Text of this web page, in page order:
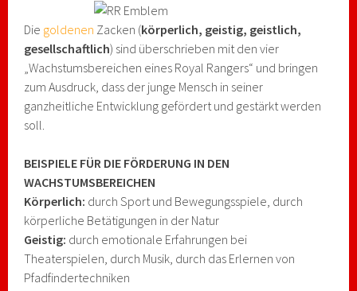
Die goldenen Zacken (körperlich, geistig, geistlich,
gesellschaftlich) sind überschrieben mit den vier
„Wachstumsbereichen eines Royal Rangers“ und bringen
zum Ausdruck, dass der junge Mensch in seiner
ganzheitliche Entwicklung gefördert und gestärkt werden
soll.
BEISPIELE FÜR DIE FÖRDERUNG IN DEN
WACHSTUMSBEREICHEN
Körperlich: durch Sport und Bewegungsspiele, durch
körperliche Betätigungen in der Natur
Geistig: durch emotionale Erfahrungen bei
Theaterspielen, durch Musik, durch das Erlernen von
Pfadfindertechniken